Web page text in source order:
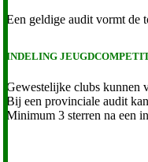
Een geldige audit vormt de
INDELING
Gewestelijke clubs kunnen
Bij een provinciale audit
Minimum 3 sterren na een